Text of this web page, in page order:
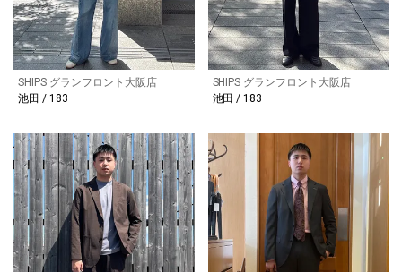
SHIPS グランフロント大阪店
池田 / 183
SHIPS グランフロント大阪店
池田 / 183